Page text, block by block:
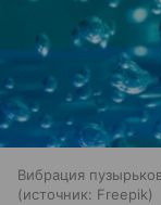
Вибрация
источник: Freepik